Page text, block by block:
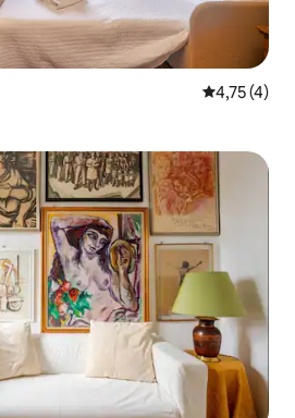
Середня
4,75 (4)